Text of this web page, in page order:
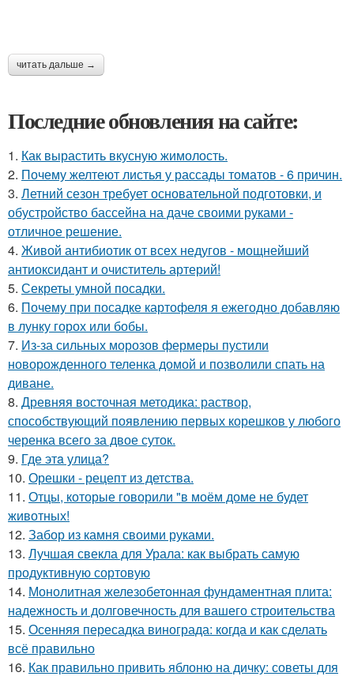
читать дальше →
Последние обновления на сайте:
1. Как вырастить вкусную жимолость.
2. Почему желтеют листья у рассады томатов - 6 причин.
3. Летний сезон требует основательной подготовки, и
обустройство бассейна на даче своими руками -
отличное решение.
4. Живой антибиотик от всех недугов - мощнейший
антиоксидант и очиститель артерий!
5. Секреты умной посадки.
6. Почему при посадке картофеля я ежегодно добавляю
в лунку горох или бобы.
7. Из-за сильных морозов фермеры пустили
новорожденного теленка домой и позволили спать на
диване.
8. Древняя восточная методика: раствор,
способствующий появлению первых корешков у любого
черенка всего за двое суток.
9. Где этa улица?
10. Орешки - рецепт из детства.
11. Отцы, которые говорили "в моём доме не будет
животных!
12. Забор из камня своими руками.
13. Лучшая свекла для Урала: как выбрать самую
продуктивную сортовую
14. Монолитная железобетонная фундаментная плита:
надежность и долговечность для вашего строительства
15. Осенняя пересадка винограда: когда и как сделать
всё правильно
16. Как правильно привить яблоню на дичку: советы для